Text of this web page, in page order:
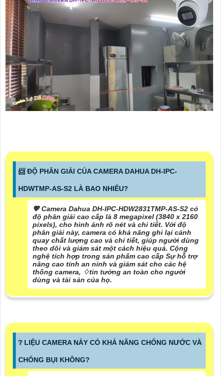
📨 ĐỘ PHÂN GIẢI CỦA CAMERA DAHUA DH-IPC-
HDWTMP-AS-S2 LÀ BAO NHIÊU?
💖 Camera Dahua DH-IPC-HDW2831TMP-AS-S2 có
độ phân giải cao cấp là 8 megapixel (3840 x 2160
pixels), cho hình ảnh rõ nét và chi tiết. Với độ
phân giải này, camera có khả năng ghi lại cảnh
quay chất lượng cao và chi tiết, giúp người dùng
theo dõi và giám sát một cách hiệu quả. Cộng
nghệ tích hợp trong sản phẩm cao cấp Sự hỗ trợ
nâng cao tính an ninh và giám sát cho các hệ
thống camera, ♢tin tưởng an toàn cho người
dùng và tài sản của họ.
❔ LIỆU CAMERA NÀY CÓ KHẢ NĂNG CHỐNG NƯỚC VÀ
CHỐNG BỤI KHÔNG?